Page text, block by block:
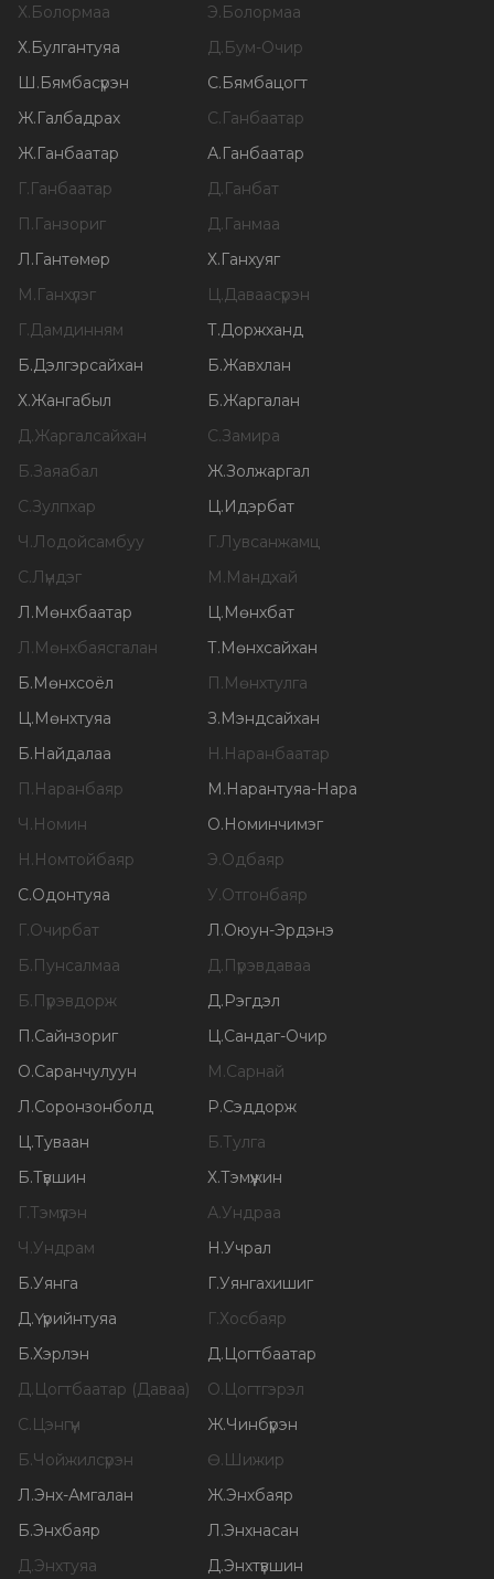
Х.Болормаа Э.Болормаа
Х.Булгантуяа Д.Бум-Очир
Ш.Бямбасүрэн С.Бямбацогт
Ж.Галбадрах С.Ганбаатар
Ж.Ганбаатар А.Ганбаатар
Г.Ганбаатар Д.Ганбат
П.Ганзориг Д.Ганмаа
Л.Гантөмөр Х.Ганхуяг
М.Ганхүлэг Ц.Даваасүрэн
Г.Дамдинням Т.Доржханд
Б.Дэлгэрсайхан Б.Жавхлан
Х.Жангабыл Б.Жаргалан
Д.Жаргалсайхан С.Замира
Б.Заяабал Ж.Золжаргал
С.Зулпхар Ц.Идэрбат
Ч.Лодойсамбуу Г.Лувсанжамц
С.Лүндэг М.Мандхай
Л.Мөнхбаатар Ц.Мөнхбат
Л.Мөнхбаясгалан Т.Мөнхсайхан
Б.Мөнхсоёл П.Мөнхтулга
Ц.Мөнхтуяа З.Мэндсайхан
Б.Найдалаа Н.Наранбаатар
П.Наранбаяр М.Нарантуяа-Нара
Ч.Номин О.Номинчимэг
Н.Номтойбаяр Э.Одбаяр
С.Одонтуяа У.Отгонбаяр
Г.Очирбат Л.Оюун-Эрдэнэ
Б.Пунсалмаа Д.Пүрэвдаваа
Б.Пүрэвдорж Д.Рэгдэл
П.Сайнзориг Ц.Сандаг-Очир
О.Саранчулуун М.Сарнай
Л.Соронзонболд Р.Сэддорж
Ц.Туваан Б.Тулга
Б.Түвшин Х.Тэмүүжин
Г.Тэмүүлэн А.Ундраа
Ч.Ундрам Н.Учрал
Б.Уянга Г.Уянгахишиг
Д.Үүрийнтуяа Г.Хосбаяр
Б.Хэрлэн Д.Цогтбаатар
Д.Цогтбаатар (Даваа) О.Цогтгэрэл
С.Цэнгүүн Ж.Чинбүрэн
Б.Чойжилсүрэн Ө.Шижир
Л.Энх-Амгалан Ж.Энхбаяр
Б.Энхбаяр Л.Энхнасан
Д.Энхтуяа Д.Энхтүвшин